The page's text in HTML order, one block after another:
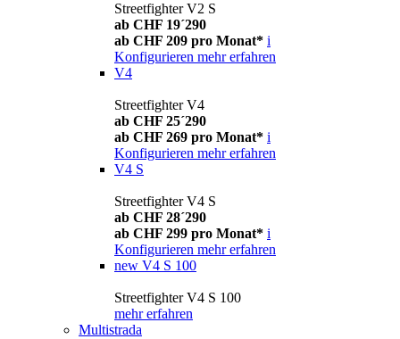
Streetfighter V2 S
ab CHF 19´290
ab CHF 209 pro Monat* i
Konfigurieren mehr erfahren
V4
Streetfighter V4
ab CHF 25´290
ab CHF 269 pro Monat* i
Konfigurieren mehr erfahren
V4 S
Streetfighter V4 S
ab CHF 28´290
ab CHF 299 pro Monat* i
Konfigurieren mehr erfahren
new V4 S 100
Streetfighter V4 S 100
mehr erfahren
Multistrada